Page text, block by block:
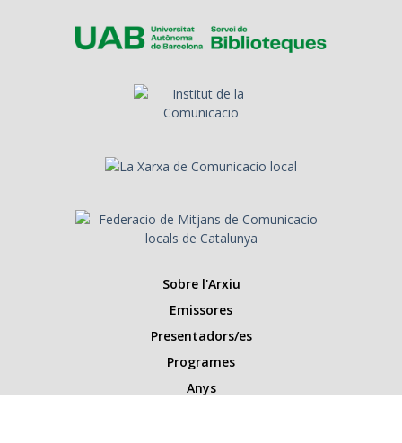
Sobre l'Arxiu
Emissores
Presentadors/es
Programes
Anys